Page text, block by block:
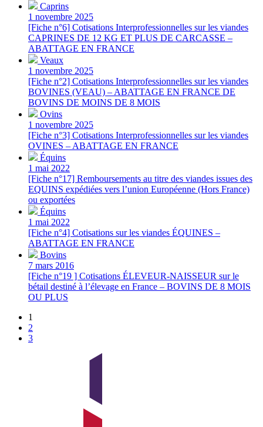
Caprins
1 novembre 2025
[Fiche n°6] Cotisations Interprofessionnelles sur les viandes
CAPRINES DE 12 KG ET PLUS DE CARCASSE –
ABATTAGE EN FRANCE
Veaux
1 novembre 2025
[Fiche n°2] Cotisations Interprofessionnelles sur les viandes
BOVINES (VEAU) – ABATTAGE EN FRANCE DE
BOVINS DE MOINS DE 8 MOIS
Ovins
1 novembre 2025
[Fiche n°3] Cotisations Interprofessionnelles sur les viandes
OVINES – ABATTAGE EN FRANCE
Équins
1 mai 2022
[Fiche n°17] Remboursements au titre des viandes issues des
EQUINS expédiées vers l’union Européenne (Hors France)
ou exportées
Équins
1 mai 2022
[Fiche n°4] Cotisations sur les viandes ÉQUINES –
ABATTAGE EN FRANCE
Bovins
7 mars 2016
[Fiche n°19 ] Cotisations ÉLEVEUR-NAISSEUR sur le
bétail destiné à l’élevage en France – BOVINS DE 8 MOIS
OU PLUS
1
2
3